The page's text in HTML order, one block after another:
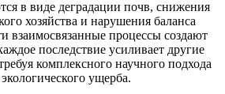
в виде деградации почв, снижения
хозяйства и нарушения баланса
взаимосвязанные процессы создают
последствие усиливает другие
комплексного научного подхода
ущерба.